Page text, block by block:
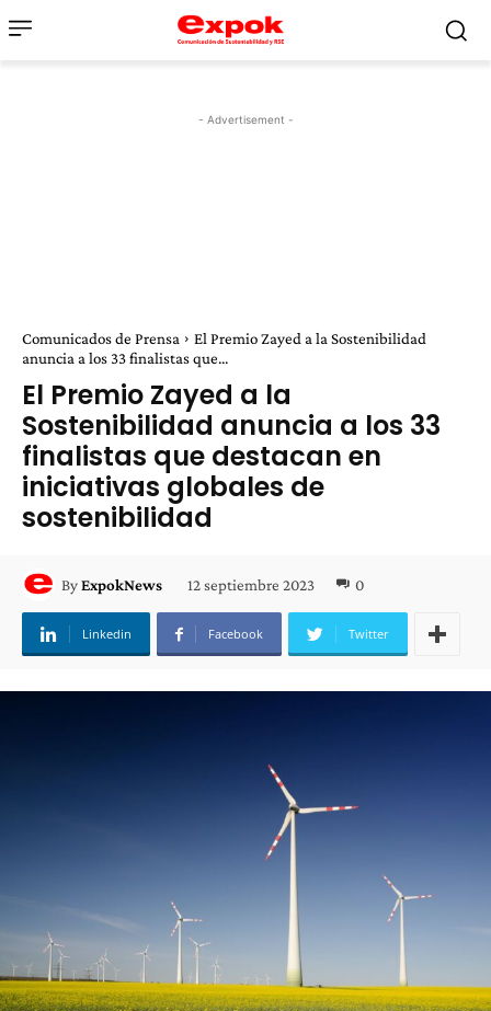
- Advertisement -
Comunicados de Prensa
El Premio Zayed a la Sostenibilidad
anuncia a los 33 finalistas que...
El Premio Zayed a la
Sostenibilidad anuncia a los 33
finalistas que destacan en
iniciativas globales de
sostenibilidad
ByExpokNews 12 septiembre 2023 0
Linkedin Facebook Twitter